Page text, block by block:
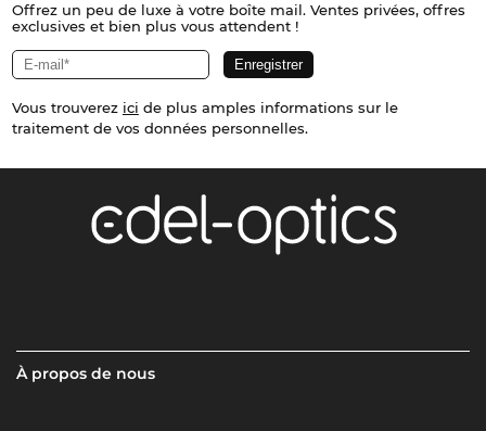
Offrez un peu de luxe à votre boîte mail. Ventes privées, offres
exclusives et bien plus vous attendent !
Vous trouverez ici de plus amples informations sur le
traitement de vos données personnelles.
À propos de nous